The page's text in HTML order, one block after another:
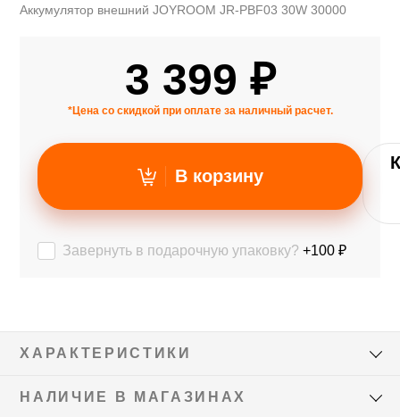
Аккумулятор внешний JOYROOM JR-PBF03 30W 30000
3 399 ₽
*Цена со скидкой при оплате за наличный расчет.
В корзину
Завернуть в подарочную упаковку? +100 ₽
ХАРАКТЕРИСТИКИ
НАЛИЧИЕ В МАГАЗИНАХ